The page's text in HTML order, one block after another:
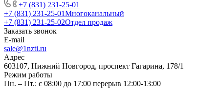
+7 (831) 231-25-01
+7 (831) 231-25-01Многоканальный
+7 (831) 231-25-02Отдел продаж
Заказать звонок
E-mail
sale@1nzti.ru
Адрес
603107, Нижний Новгород, проспект Гагарина, 178/1
Режим работы
Пн. – Пт.: с 08:00 до 17:00 перерыв 12:00-13:00